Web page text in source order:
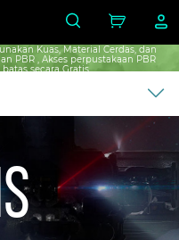
Kuas, Material Cerdas, dan
PBR , Akses perpustakaan PBR
secara Gratis.